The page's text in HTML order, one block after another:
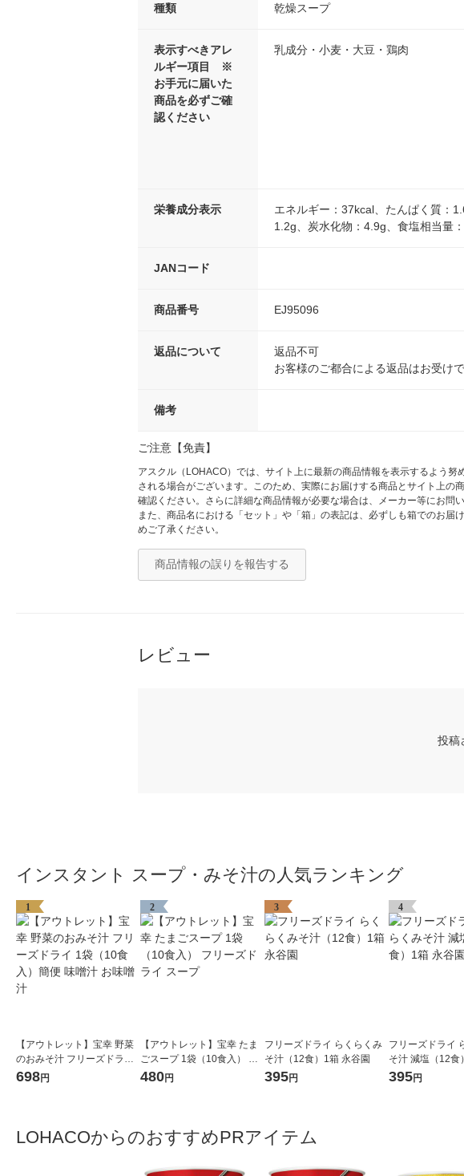
種類 乾燥スープ
表示すべきアレ
ルギー項目 ※
お手元に届いた
商品を必ずご確
認ください
乳成分・小麦・大豆・鶏肉
栄養成分表示
エネルギー：37kcal、たんぱく質：
1.2g、炭水化物：4.9g、食塩相当量
JANコード
商品番号 EJ95096
返品について
返品不可
お客様のご都合による返品はお受けで
備考
ご注意【免責】
アスクル（LOHACO）では、サイト上に最新の商品情報を表示するよう
される場合がございます。このため、実際にお届けする商品とサイト上
確認ください。さらに詳細な商品情報が必要な場合は、メーカー等にお問い
また、商品名における「セット」や「箱」の表記は、必ずしも箱でのお
めご了承ください。
商品情報の誤りを報告する
レビュー
投稿
インスタント スープ・みそ汁の人気ランキング
1
【アウトレット】宝幸 野菜
のおみそ汁 フリーズドライ
1袋（10食入）簡便 味噌汁
698円
2
【アウトレット】宝幸 たま
ごスープ 1袋（10食入） フ
リーズドライ スープ
480円
3
フリーズドライ らくらくみ
そ汁（12食）1箱 永谷園
395円
4
フリーズドライ
そ汁 減塩（12食
園
395円
LOHACOからのおすすめPRアイテム